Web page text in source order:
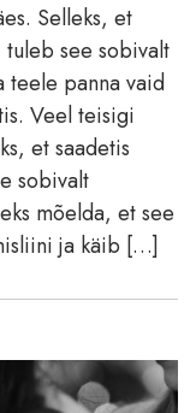
Selleks, et
tuleb see sobivalt
teele panna vaid
Veel teisigi
et saadetis
sobivalt
mõelda, et see
ja käib […]